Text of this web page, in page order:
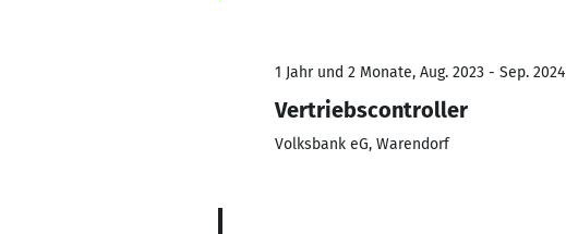
1 Jahr und 2 Monate, Aug. 2023 - Sep. 2024
Vertriebscontroller
Volksbank eG, Warendorf